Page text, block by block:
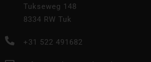
Tukseweg 148
8334 RW Tuk
+31 522 491682